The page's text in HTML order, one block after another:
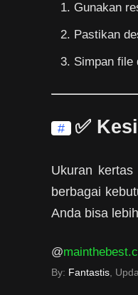
Gunakan
Pastikan
Simpan file
# ✅
Ukuran kertas
berbagai
Anda bisa
@
By: Fantastis ,